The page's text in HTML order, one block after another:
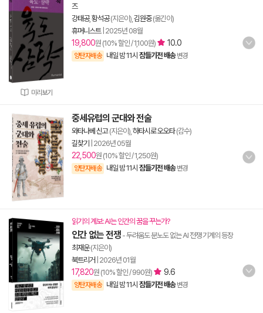
미리보기
즈
강태공, 황석공(지은이), 김원중(옮긴이)
휴머니스트| 2025년 08월
19,800원 (10% 할인 / 1,100원) 10.0
양탄자배송 내일 밤 11시 잠들기전 배송 변경
중세유럽의 군대와 전술
와타나베 신고(지은이), 하타시로 오오타(감수)
길찾기
2026년 05월
22,500원 (10% 할인 / 1,250원)
양탄자배송 내일 밤 11시 잠들기전 배송 변경
읽기의 계보: AI는 인간의 꿈을 꾸는가?
인간 없는 전쟁 - 두려움도 분노도 없는 AI 전쟁 기계의 등장
최재운(지은이)
북트리거 2026년 01월
17,820원 (10% 할인 / 990원) 9.6
양탄자배송 내일 밤 11시 잠들기전 배송 변경